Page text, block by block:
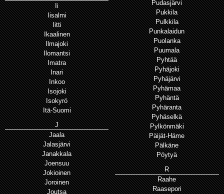
Ii
Iisalmi
Iitti
Ikaalinen
Ilmajoki
Ilomantsi
Imatra
Inari
Inkoo
Isojoki
Isokyrö
Itä-Suomi
J
Jaala
Jalasjärvi
Janakkala
Joensuu
Jokioinen
Joroinen
Joutsa
Pudasjärvi
Pukkila
Pulkkila
Punkalaidun
Puolanka
Puumala
Pyhtää
Pyhäjoki
Pyhäjärvi
Pyhämaa
Pyhäntä
Pyhäranta
Pyhäselkä
Pylkönmäki
Päijät-Häme
Pälkäne
Pöytyä
R
Raahe
Raasepori